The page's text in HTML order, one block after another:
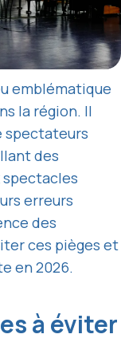
emblématique
la région. Il
spectateurs
des
spectacles
erreurs
des
ces pièges et
en 2026.
à éviter